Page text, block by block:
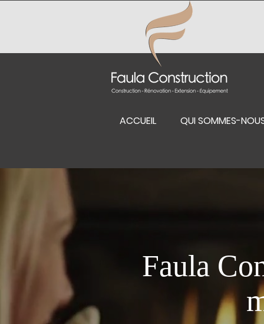
ACCUEIL QUI SOMMES-
Faula